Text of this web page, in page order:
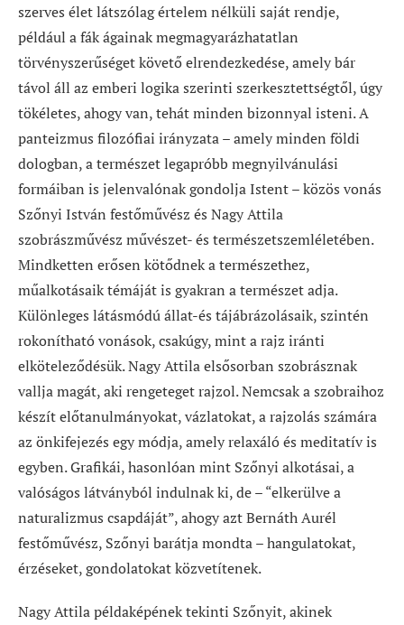
szerves élet látszólag értelem nélküli saját rendje,
például a fák ágainak megmagyarázhatatlan
törvényszerűséget követő elrendezkedése, amely bár
távol áll az emberi logika szerinti szerkesztettségtől, úgy
tökéletes, ahogy van, tehát minden bizonnyal isteni. A
panteizmus filozófiai irányzata – amely minden földi
dologban, a természet legapróbb megnyilvánulási
formáiban is jelenvalónak gondolja Istent – közös vonás
Szőnyi István festőművész és Nagy Attila
szobrászművész művészet- és természetszemléletében.
Mindketten erősen kötődnek a természethez,
műalkotásaik témáját is gyakran a természet adja.
Különleges látásmódú állat-és tájábrázolásaik, szintén
rokonítható vonások, csakúgy, mint a rajz iránti
elköteleződésük. Nagy Attila elsősorban szobrásznak
vallja magát, aki rengeteget rajzol. Nemcsak a szobraihoz
készít előtanulmányokat, vázlatokat, a rajzolás számára
az önkifejezés egy módja, amely relaxáló és meditatív is
egyben. Grafikái, hasonlóan mint Szőnyi alkotásai, a
valóságos látványból indulnak ki, de – “elkerülve a
naturalizmus csapdáját”, ahogy azt Bernáth Aurél
festőművész, Szőnyi barátja mondta – hangulatokat,
érzéseket, gondolatokat közvetítenek.
Nagy Attila példaképének tekinti Szőnyit, akinek